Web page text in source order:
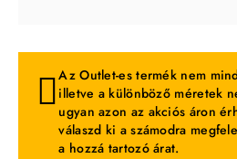
Az Outlet-es termék nem
illetve a különböző méretek
ugyan azon az akciós áron
válaszd ki a számodra
a hozzá tartozó árat.